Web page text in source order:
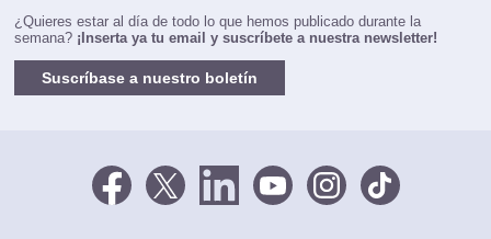
¿Quieres estar al día de todo lo que hemos publicado durante la
semana? ¡Inserta ya tu email y suscríbete a nuestra newsletter!
Suscríbase a nuestro boletín